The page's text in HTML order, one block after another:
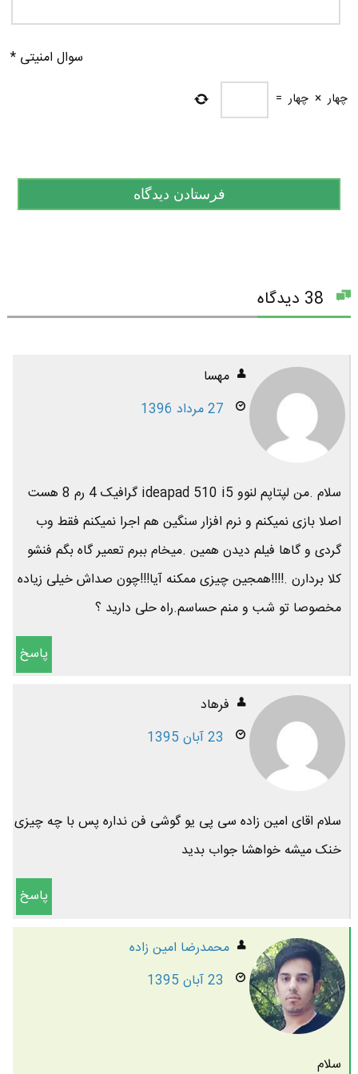
سوال امنیتی *
چهار × چهار =
مهسا
27 مرداد 1396
سلام .من لپتاپم لنوو ideapad 510 i5 گرافیک 4 رم 8 هست
اصلا بازی نمیکنم و نرم افزار سنگین هم اجرا نمیکنم فقط وب
گردی و گاها فیلم دیدن همین .میخام ببرم تعمیر گاه بگم فنشو
کلا بردارن .!!!!همجین چیزی ممکنه آیا!!!چون صداش خیلی زیاده
مخصوصا تو شب و منم حساسم.راه حلی دارید ؟
پاسخ
فرهاد
23 آبان 1395
سلام اقای امین زاده سی پی یو گوشی فن نداره پس با چه چیزی
خنک میشه خواهشا جواب بدید
پاسخ
محمدرضا امين زاده
23 آبان 1395
سلام